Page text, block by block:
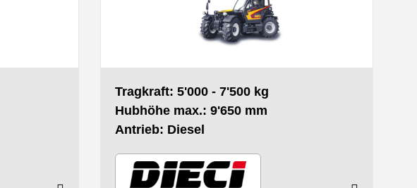
Tragkraft: 5'000 - 7'500 kg
Hubhöhe max.: 9'650 mm
Antrieb: Diesel